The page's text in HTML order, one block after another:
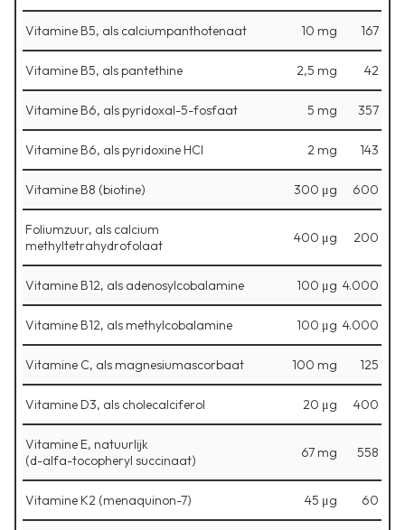
Vitamine B5, als calciumpanthotenaat 10 mg 167
Vitamine B5, als pantethine 2,5 mg 42
Vitamine B6, als pyridoxal-5-fosfaat 5 mg 357
Vitamine B6, als pyridoxine HCl 2 mg 143
Vitamine B8 (biotine) 300 μg 600
Foliumzuur, als calcium
methyltetrahydrofolaat
400 μg 200
Vitamine B12, als adenosylcobalamine 100 μg 4.000
Vitamine B12, als methylcobalamine 100 μg 4.000
Vitamine C, als magnesiumascorbaat 100 mg 125
Vitamine D3, als cholecalciferol 20 μg 400
Vitamine E, natuurlijk
⁠(d-alfa-tocopheryl succinaat)
67 mg 558
Vitamine K2 (menaquinon-7) 45 μg 60